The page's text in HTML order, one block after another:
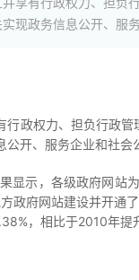
现政务信息公开、服
权力、担负行政管
开、服务企业和社会
示，各级政府网站
政府网站建设并开通
，相比于2010年提